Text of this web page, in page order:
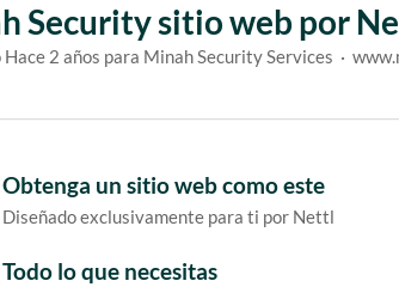
Security sitio web por
Hace 2 años para Minah Security Services ·
Obtenga un sitio web como este
Diseñado exclusivamente para ti por Nettl
Todo lo que necesitas